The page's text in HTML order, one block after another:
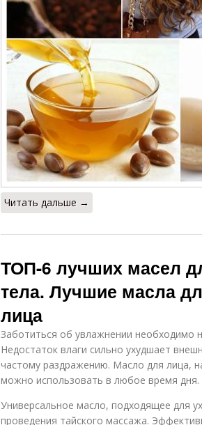
Читать дальше →
ТОП-6 лучших масел
тела. Лучшие масла
лица
Заботиться об увлажнении необходимо
Недостаток влаги сильно ухудшает
частому раздражению. Масло для лица,
можно использовать в любое время дня.
Универсальное масло, подходящее для
проведения тайского массажа.